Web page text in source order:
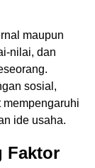
maupun
nilai, dan
sosial,
ide usaha.
Faktor